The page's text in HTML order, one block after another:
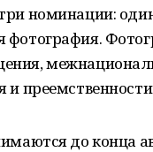
номинации:
фотография.
и
до конца